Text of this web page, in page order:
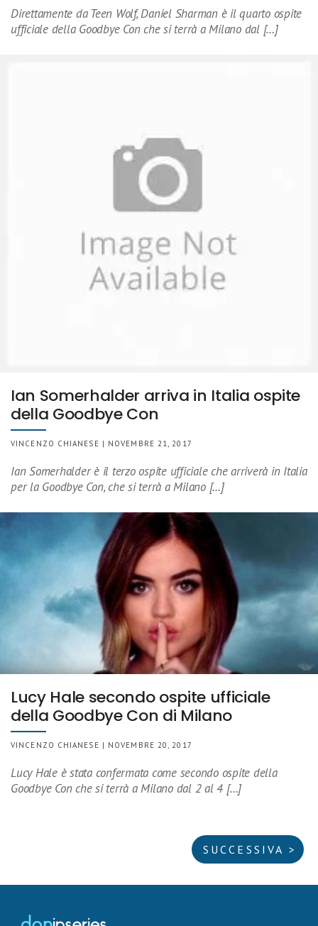
Direttamente da Teen Wolf, Daniel Sharman è il quarto ospite
ufficiale della Goodbye Con che si terrà a Milano dal […]
Ian Somerhalder arriva in Italia ospite
della Goodbye Con
VINCENZO CHIANESE | NOVEMBRE 21, 2017
Ian Somerhalder è il terzo ospite ufficiale che arriverà in Italia
per la Goodbye Con, che si terrà a Milano […]
Lucy Hale secondo ospite ufficiale
della Goodbye Con di Milano
VINCENZO CHIANESE | NOVEMBRE 20, 2017
Lucy Hale è stata confermata come secondo ospite della
Goodbye Con che si terrà a Milano dal 2 al 4 […]
SUCCESSIVA >